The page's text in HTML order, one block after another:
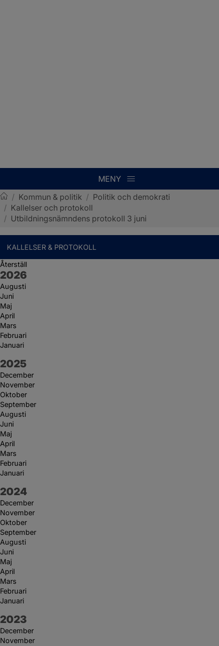
MENY
Sotenäs kommun
/ Kommun & politik / Politik och demokrati
/ Kallelser och protokoll
/ Utbildningsnämndens protokoll 3 juni
KALLELSER & PROTOKOLL
Återställ
År:
2026
Augusti
Juni
Maj
April
Mars
Februari
Januari
År:
2025
December
November
Oktober
September
Augusti
Juni
Maj
April
Mars
Februari
Januari
År:
2024
December
November
Oktober
September
Augusti
Juni
Maj
April
Mars
Februari
Januari
År:
2023
December
November